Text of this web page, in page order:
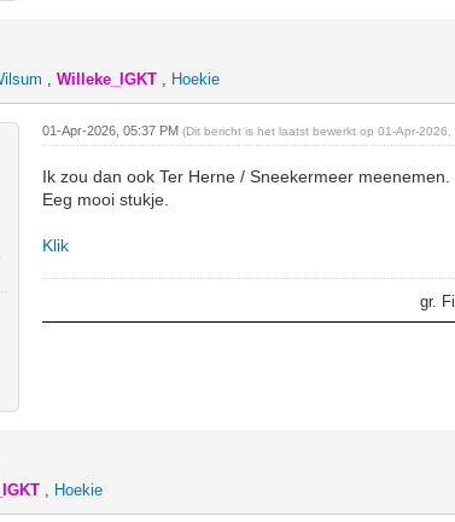
,Willeke_IGKT , Hoekie
01-Apr-2026, 05:37 PM(Dit bericht is het laatst bewerkt op 01-Apr-
Ik zou dan ook Ter Herne / Sneekermeer meenemen.
Eeg mooi stukje.
Klik
gr.
, Hoekie